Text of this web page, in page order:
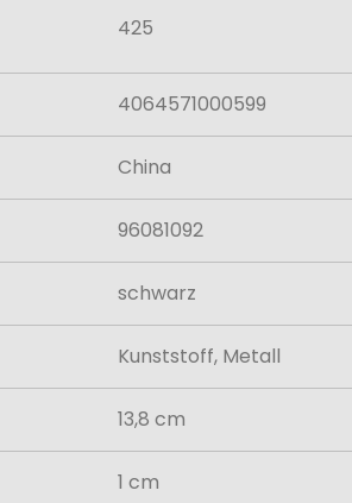
425
4064571000599
China
96081092
schwarz
Kunststoff, Metall
13,8 cm
1 cm